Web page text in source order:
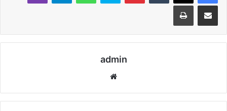
مشاركة عبر البريد طباعة
admin